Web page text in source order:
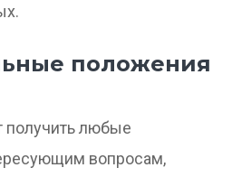
положения
получить любые
вопросам,